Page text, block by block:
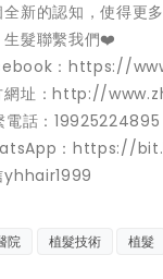
新的認知，使得更多
生髮聯繫我們❤️
：https://
網址：http://
電話：19925224895
：https://
yhhair1999
院 植髮技術 植髮